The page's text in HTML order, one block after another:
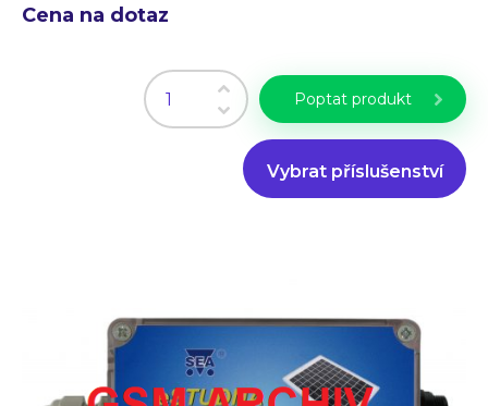
Cena na dotaz
Poptat produkt
Vybrat příslušenství